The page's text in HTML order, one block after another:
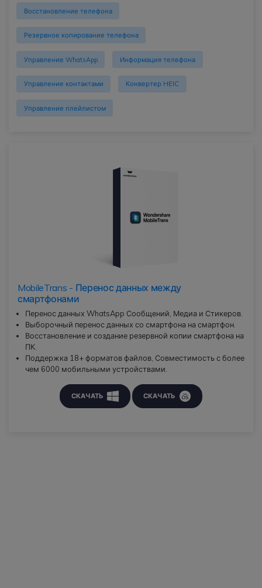
Восстановление телефона
Резервное копирование телефона
Управление WhatsApp Информация телефона
Управление контактами Конвертер HEIC
Управление плейлистом
MobileTrans - Перенос данных между
смартфонами
Перенос данных WhatsApp Сообщений, Медиа и Стикеров.
Выборочный перенос данных со смартфона на смартфон.
Восстановление и создание резервной копии смартфона на
ПК.
Поддержка 18+ форматов файлов, Совместимость с более
чем 6000 мобильными устройствами.
СКАЧАТЬ СКАЧАТЬ